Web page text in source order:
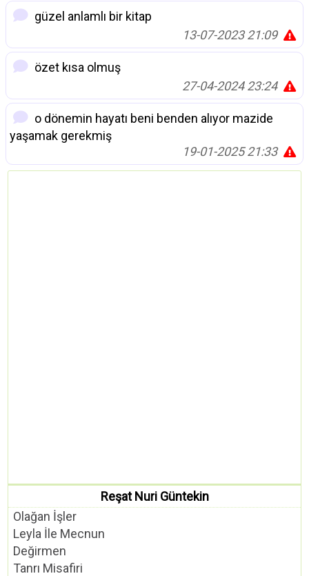
güzel anlamlı bir kitap
13-07-2023 21:09
özet kısa olmuş
27-04-2024 23:24
o dönemin hayatı beni benden alıyor mazide
yaşamak gerekmiş
19-01-2025 21:33
Reşat Nuri Güntekin
Olağan İşler
Leyla İle Mecnun
Değirmen
Tanrı Misafiri